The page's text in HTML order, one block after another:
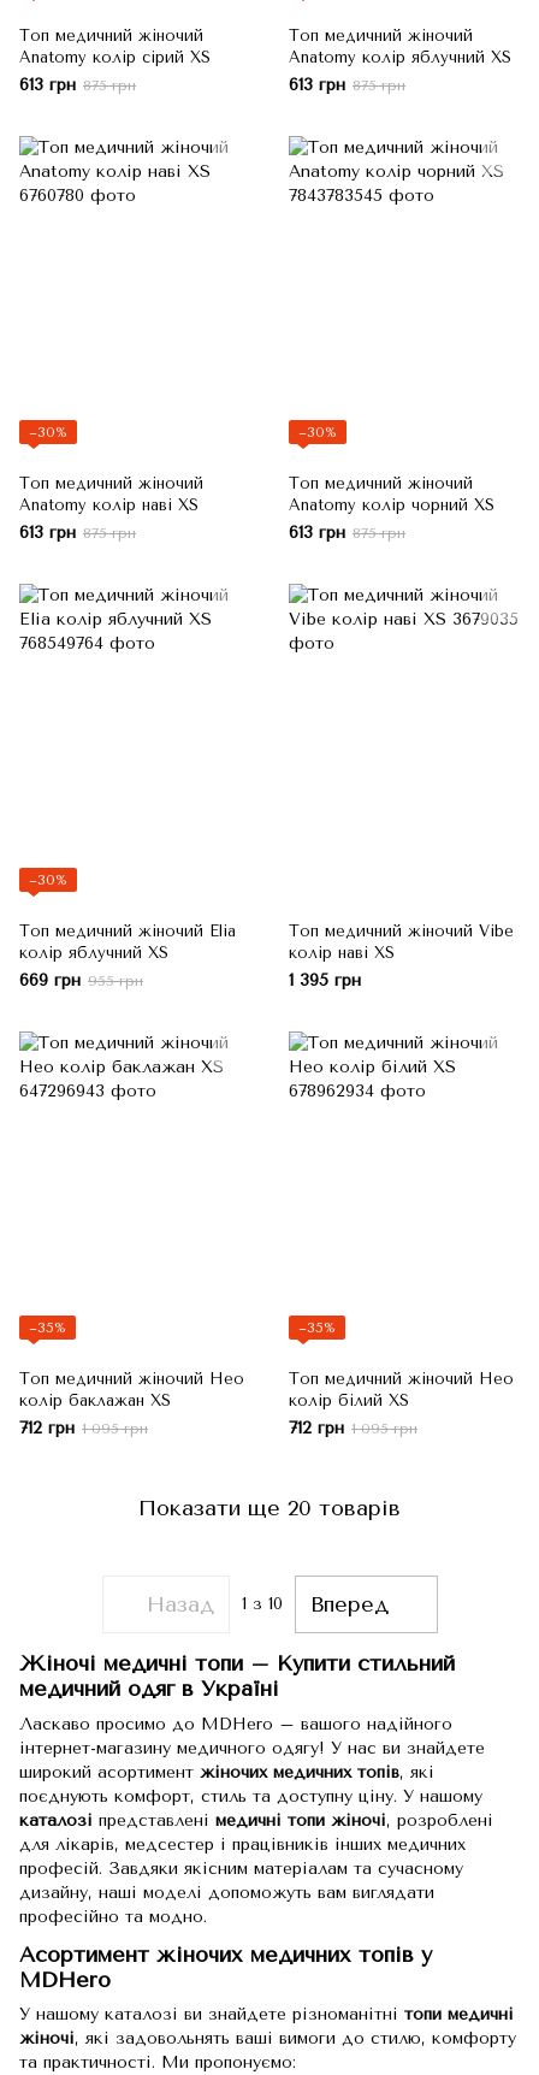
Топ медичний жіночий
Anatomy колір сірий XS
613 грн 875 грн
Топ медичний жіночий
Anatomy колір яблучний XS
613 грн 875 грн
−30%
Топ медичний жіночий
Anatomy колір наві XS
613 грн 875 грн
−30%
Топ медичний жіночий
Anatomy колір чорний XS
613 грн 875 грн
−30%
Топ медичний жіночий Elia
колір яблучний XS
669 грн 955 грн
Топ медичний жіночий Vibe
колір наві XS
1 395 грн
−35%
Топ медичний жіночий Нео
колір баклажан XS
712 грн 1 095 грн
−35%
Топ медичний жіночий Нео
колір білий XS
712 грн 1 095 грн
Показати ще 20 товарів
Назад 1 з 10 Вперед
Жіночі медичні топи – Купити стильний
медичний одяг в Україні
Ласкаво просимо до MDHero – вашого надійного
інтернет-магазину медичного одягу! У нас ви знайдете
широкий асортимент жіночих медичних топів, які
поєднують комфорт, стиль та доступну ціну. У нашому
каталозі представлені медичні топи жіночі, розроблені
для лікарів, медсестер і працівників інших медичних
професій. Завдяки якісним матеріалам та сучасному
дизайну, наші моделі допоможуть вам виглядати
професійно та модно.
Асортимент жіночих медичних топів у
MDHero
У нашому каталозі ви знайдете різноманітні топи медичні
жіночі, які задовольнять ваші вимоги до стилю, комфорту
та практичності. Ми пропонуємо: